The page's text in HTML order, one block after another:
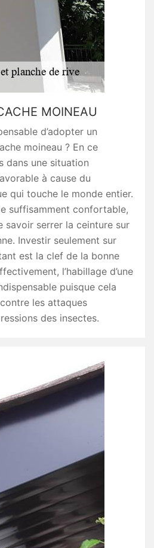
MOINEAU
d’adopter un
moineau ? En ce
dans une situation
à cause du
qui touche le monde entier.
suffisamment confortable,
savoir serrer la ceinture sur
Investir seulement sur
est la clef de la bonne
l’habillage d’une
puisque cela
les attaques
des insectes.